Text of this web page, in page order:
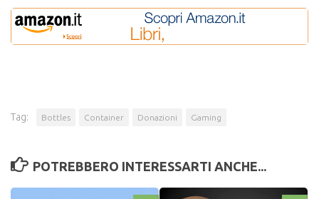
Tag: Bottles Container Donazioni Gaming
POTREBBERO INTERESSARTI ANCHE...